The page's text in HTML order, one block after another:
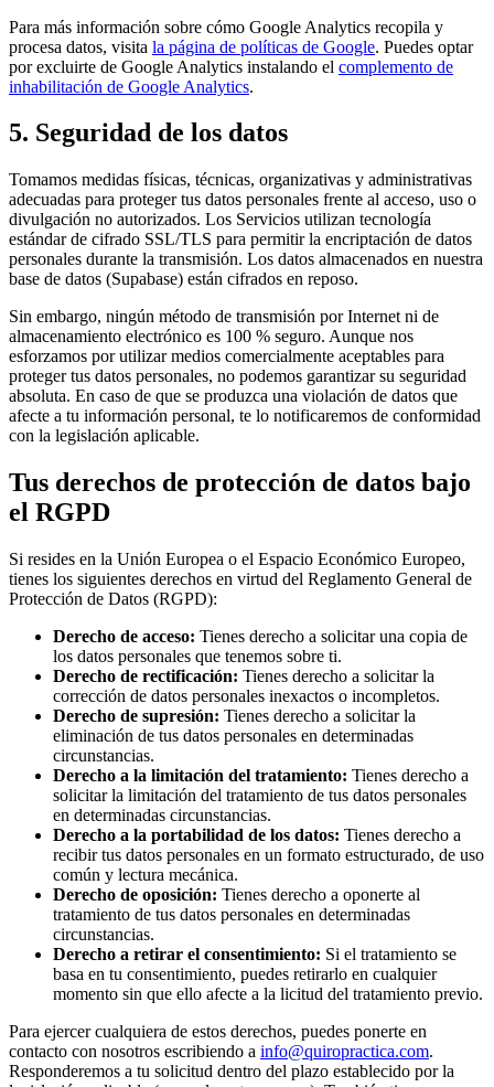
Para más información sobre cómo Google Analytics recopila y
procesa datos, visita la página de políticas de Google. Puedes optar
por excluirte de Google Analytics instalando el complemento de
inhabilitación de Google Analytics.
5. Seguridad de los datos
Tomamos medidas físicas, técnicas, organizativas y administrativas
adecuadas para proteger tus datos personales frente al acceso, uso o
divulgación no autorizados. Los Servicios utilizan tecnología
estándar de cifrado SSL/TLS para permitir la encriptación de datos
personales durante la transmisión. Los datos almacenados en nuestra
base de datos (Supabase) están cifrados en reposo.
Sin embargo, ningún método de transmisión por Internet ni de
almacenamiento electrónico es 100 % seguro. Aunque nos
esforzamos por utilizar medios comercialmente aceptables para
proteger tus datos personales, no podemos garantizar su seguridad
absoluta. En caso de que se produzca una violación de datos que
afecte a tu información personal, te lo notificaremos de conformidad
con la legislación aplicable.
Tus derechos de protección de datos bajo
el RGPD
Si resides en la Unión Europea o el Espacio Económico Europeo,
tienes los siguientes derechos en virtud del Reglamento General de
Protección de Datos (RGPD):
Derecho de acceso: Tienes derecho a solicitar una copia de
los datos personales que tenemos sobre ti.
Derecho de rectificación: Tienes derecho a solicitar la
corrección de datos personales inexactos o incompletos.
Derecho de supresión: Tienes derecho a solicitar la
eliminación de tus datos personales en determinadas
circunstancias.
Derecho a la limitación del tratamiento: Tienes derecho a
solicitar la limitación del tratamiento de tus datos personales
en determinadas circunstancias.
Derecho a la portabilidad de los datos: Tienes derecho a
recibir tus datos personales en un formato estructurado, de uso
común y lectura mecánica.
Derecho de oposición: Tienes derecho a oponerte al
tratamiento de tus datos personales en determinadas
circunstancias.
Derecho a retirar el consentimiento: Si el tratamiento se
basa en tu consentimiento, puedes retirarlo en cualquier
momento sin que ello afecte a la licitud del tratamiento previo.
Para ejercer cualquiera de estos derechos, puedes ponerte en
contacto con nosotros escribiendo a info@quiropractica.com.
Responderemos a tu solicitud dentro del plazo establecido por la